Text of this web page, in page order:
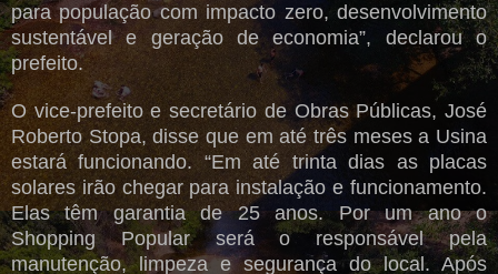
para população com impacto zero, desenvolvimento
sustentável e geração de economia”, declarou o
prefeito.
O vice-prefeito e secretário de Obras Públicas, José
Roberto Stopa, disse que em até três meses a Usina
estará funcionando. “Em até trinta dias as placas
solares irão chegar para instalação e funcionamento.
Elas têm garantia de 25 anos. Por um ano o
Shopping Popular será o responsável pela
manutenção, limpeza e segurança do local. Após